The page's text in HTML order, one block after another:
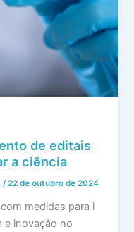
de editais
a ciência
/22 de outubro de 2024
medidas para i
e inovação no